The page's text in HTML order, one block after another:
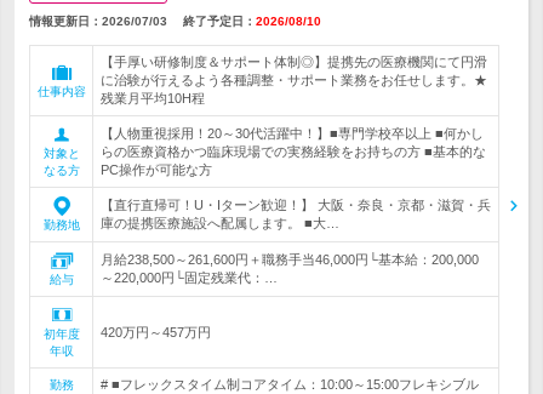
情報更新日：2026/07/03 終了予定日： 2026/08/10
仕事内容
【手厚い研修制度＆サポート体制◎】提携先の医療機関にて円滑
に治験が行えるよう各種調整・サポート業務をお任せします。★
残業月平均10H程
対象と
なる方
【人物重視採用！20～30代活躍中！】■専門学校卒以上 ■何かし
らの医療資格かつ臨床現場での実務経験をお持ちの方 ■基本的な
PC操作が可能な方
勤務地
【直行直帰可！U・Iターン歓迎！】 大阪・奈良・京都・滋賀・兵
庫の提携医療施設へ配属します。 ■大…
給与
月給238,500～261,600円＋職務手当46,000円└基本給：200,000
～220,000円└固定残業代：…
初年度
年収
420万円～457万円
勤務
# ■フレックスタイム制コアタイム：10:00～15:00フレキシブル